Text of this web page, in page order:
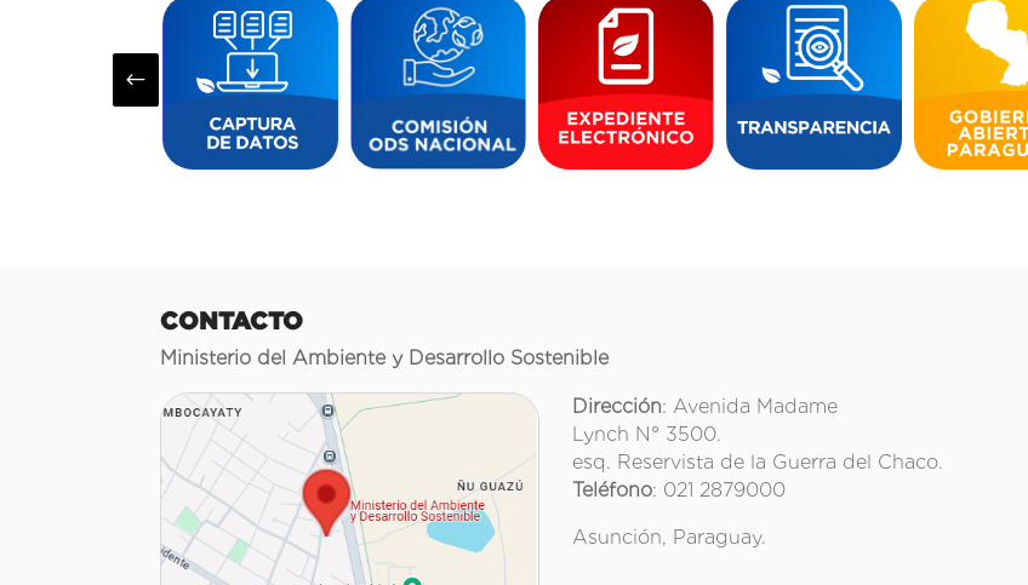
#
CONTACTO
Ministerio del Ambiente y Desarrollo Sostenible
Dirección: Avenida Madame
Lynch N° 3500.
esq. Reservista de la Guerra del Chaco.
Teléfono: 021 2879000
Asunción, Paraguay.